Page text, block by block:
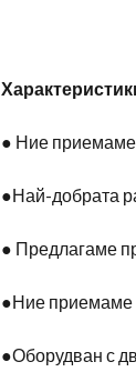
● Ние приемаме
●Най-добрата
● Предлагаме
●Ние приемаме
●Оборудван с